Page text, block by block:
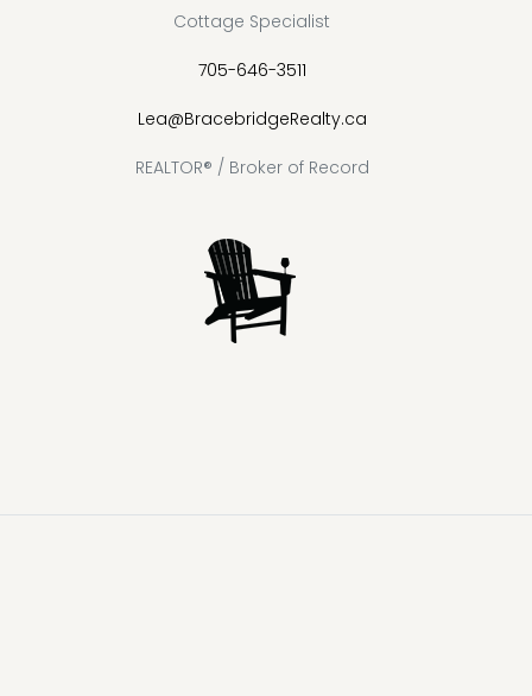
Cottage Specialist
705-646-3511
Lea@BracebridgeRealty.ca
REALTOR® / Broker of Record